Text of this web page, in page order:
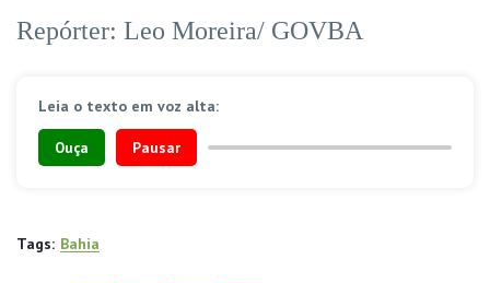
Repórter: Leo Moreira/ GOVBA
Leia o texto em voz alta:
Ouça Pausar
Tags: Bahia